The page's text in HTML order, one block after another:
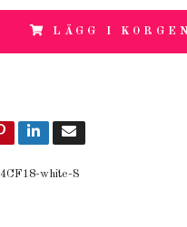
LÄGG I KORGEN
4CF18-white-S